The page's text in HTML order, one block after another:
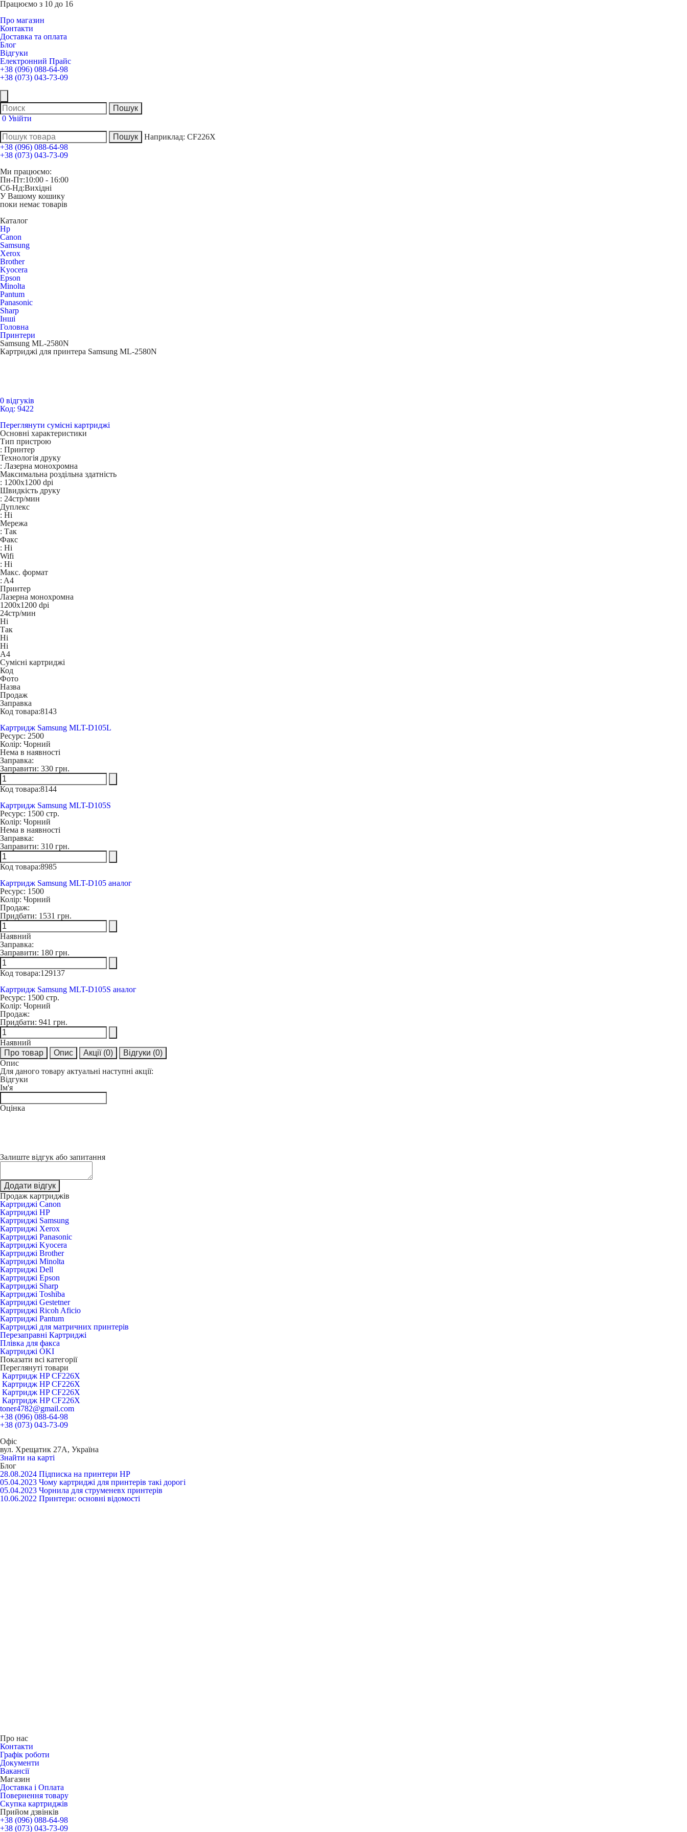
Працюємо з 10 до 16
Про магазин
Контакти
Доставка та оплата
Блог
Відгуки
Електронний Прайс
+38 (096) 088-64-98
+38 (073) 043-73-09
0 Увійти
Наприклад: CF226X
+38 (096) 088-64-98
+38 (073) 043-73-09
Ми працюємо:
Пн-Пт:10:00 - 16:00
Сб-Нд:Вихідні
У Вашому кошику
поки немає товарів
Каталог
Hp
Canon
Samsung
Xerox
Brother
Kyocera
Epson
Minolta
Pantum
Panasonic
Sharp
Інші
Головна
Принтери
Samsung ML-2580N
Картриджі для принтера Samsung ML-2580N
0 відгуків
Код: 9422
Переглянути сумісні картриджі
Основні характеристики
Тип пристрою
: Принтер
Технологія друку
: Лазерна монохромна
Максимальна роздільна здатність
: 1200x1200 dpi
Швидкість друку
: 24стр/мин
Дуплекс
: Ні
Мережа
: Так
Факс
: Ні
Wifi
: Ні
Макс. формат
: A4
Принтер
Лазерна монохромна
1200x1200 dpi
24стр/мин
Ні
Так
Ні
Ні
A4
Сумісні картриджі
Код
Фото
Назва
Продаж
Заправка
Код товара:8143
Картридж Samsung MLT-D105L
Ресурс: 2500
Колір: Чорний
Нема в наявності
Заправка:
Заправити: 330 грн.
Код товара:8144
Картридж Samsung MLT-D105S
Ресурс: 1500 стр.
Колір: Чорний
Нема в наявності
Заправка:
Заправити: 310 грн.
Код товара:8985
Картридж Samsung MLT-D105 аналог
Ресурс: 1500
Колір: Чорний
Продаж:
Придбати: 1531 грн.
Наявний
Заправка:
Заправити: 180 грн.
Код товара:129137
Картридж Samsung MLT-D105S аналог
Ресурс: 1500 стр.
Колір: Чорний
Продаж:
Придбати: 941 грн.
Наявний
Про товар
Опис Акції (0) Відгуки (0)
Опис
Для даного товару актуальні наступні акції:
Відгуки
Ім'я
Оцінка
Залиште відгук або запитання
Додати відгук
Продаж картриджів
Картриджі Canon
Картриджі HP
Картриджі Samsung
Картриджі Xerox
Картриджі Panasonic
Картриджі Kyocera
Картриджі Brother
Картриджі Minolta
Картриджі Dell
Картриджі Epson
Картриджі Sharp
Картриджі Toshiba
Картриджі Gestetner
Картриджі Ricoh Aficio
Картриджі Pantum
Картриджі для матричних принтерів
Перезаправні Картриджі
Плівка для факса
Картриджі OKI
Показати всі категорії
Переглянуті товари
Картридж HP CF226X
Картридж HP CF226X
Картридж HP CF226X
Картридж HP CF226X
toner4782@gmail.com
+38 (096) 088-64-98
+38 (073) 043-73-09
Офіс
вул. Хрещатик 27А, Україна
Знайти на карті
Блог
28.08.2024 Підписка на принтери HP
05.04.2023 Чому картриджі для принтерів такі дорогі
05.04.2023 Чорнила для струменевх принтерів
10.06.2022 Принтери: основні відомості
Про нас
Контакти
Графік роботи
Документи
Вакансії
Магазин
Доставка і Оплата
Повернення товару
Скупка картриджів
Прийом дзвінків
+38 (096) 088-64-98
+38 (073) 043-73-09